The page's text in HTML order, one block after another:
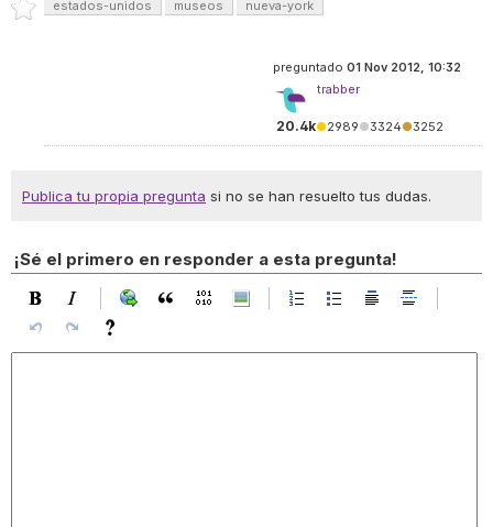
estados-unidos museos nueva-york
preguntado 01 Nov 2012, 10:32
trabber
20.4k●2989●3324●3252
Publica tu propia pregunta si no se han resuelto tus dudas.
¡Sé el primero en responder a esta pregunta!